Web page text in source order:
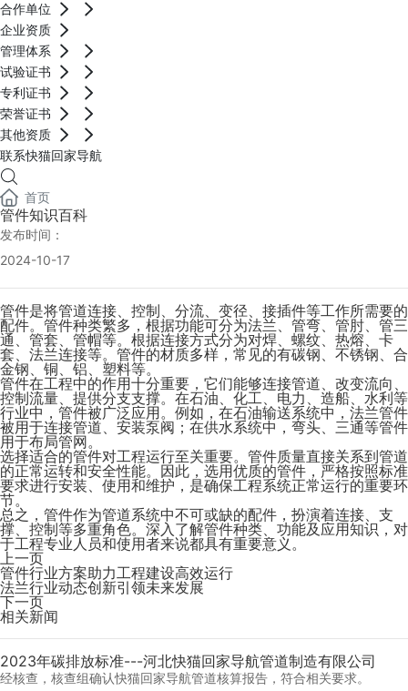
合作单位
企业资质
管理体系
试验证书
专利证书
荣誉证书
其他资质
联系快猫回家导航
首页
管件知识百科
发布时间：
2024-10-17
管件是将管道连接、控制、分流、变径、接插件等工作所需要的
配件。管件种类繁多，根据功能可分为法兰、管弯、管肘、管三
通、管套、管帽等。根据连接方式分为对焊、螺纹、热熔、卡
套、法兰连接等。管件的材质多样，常见的有碳钢、不锈钢、合
金钢、铜、铝、塑料等。
管件在工程中的作用十分重要，它们能够连接管道、改变流向、
控制流量、提供分支支撑。在石油、化工、电力、造船、水利等
行业中，管件被广泛应用。例如，在石油输送系统中，法兰管件
被用于连接管道、安装泵阀；在供水系统中，弯头、三通等管件
用于布局管网。
选择适合的管件对工程运行至关重要。管件质量直接关系到管道
的正常运转和安全性能。因此，选用优质的管件，严格按照标准
要求进行安装、使用和维护，是确保工程系统正常运行的重要环
节。
总之，管件作为管道系统中不可或缺的配件，扮演着连接、支
撑、控制等多重角色。深入了解管件种类、功能及应用知识，对
于工程专业人员和使用者来说都具有重要意义。
上一页
管件行业方案助力工程建设高效运行
法兰行业动态创新引领未来发展
下一页
相关新闻
2023年碳排放标准---河北快猫回家导航管道制造有限公司
经核查，核查组确认快猫回家导航管道核算报告，符合相关要求。